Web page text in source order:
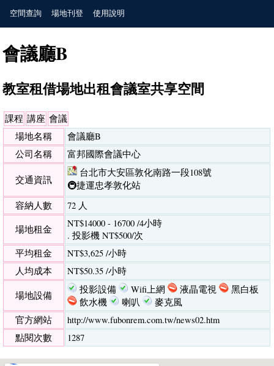
空間查詢 場地刊登 使用說明
會議廳B
教室租借場地出租會議室共享空間
課程 講座 會議
場地名稱
會議廳B
公司名稱
富邦國際會議中心
交通資訊
台北市大安區敦化南路一段108號
🚇捷運忠孝敦化站
容納人數
72 人
場地租金
NT$14000 - 16700 /4小時
. 投影機 NT$500/次
平均租金
NT$3,625 /小時
人均成本
NT$50.35 /小時
場地設備
投影設備 Wifi上網 液晶電視
黑白板
飲水機
喇叭
麥克風
官方網站
http://www.fubonrem.com.tw/news02.htm
點閱次數
1287